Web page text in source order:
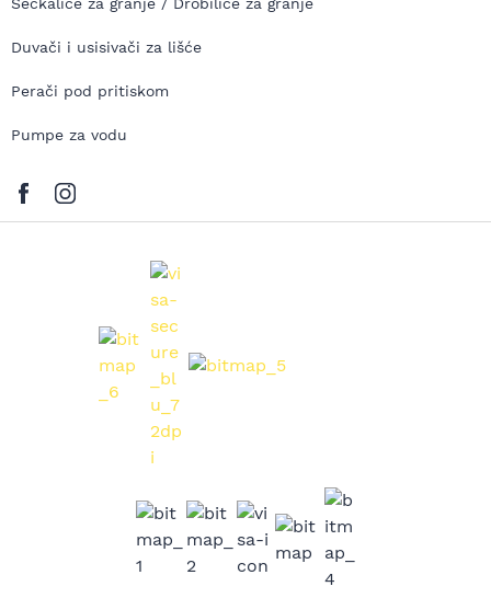
Duvači i usisivači za lišće
Perači pod pritiskom
Pumpe za vodu